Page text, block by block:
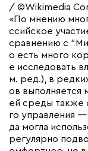
/ ©Wikimedia
«По мнению
ссийское
сравнению с
о есть много
е исследовать
м. ред.), в
ов выполняется
ей среды также
го управления
да могла
регулярно